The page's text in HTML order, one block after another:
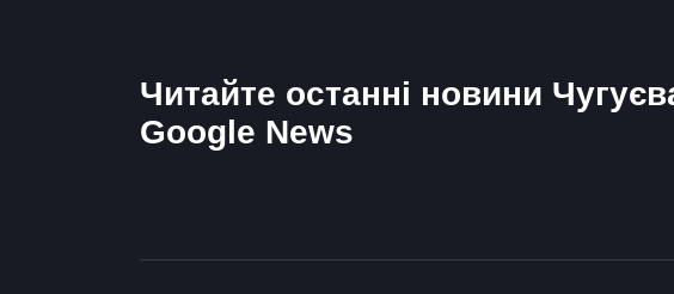
Читайте останні новини
Google News